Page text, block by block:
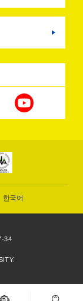
한국어
34